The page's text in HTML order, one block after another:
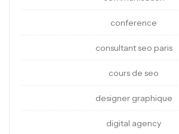
conference
consultant seo paris
cours de seo
designer graphique
digital agency